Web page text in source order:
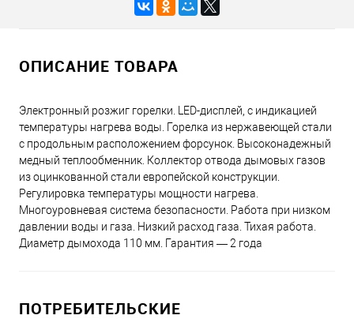
ОПИСАНИЕ ТОВАРА
Электронный розжиг горелки. LED-дисплей, с индикацией
температуры нагрева воды. Горелка из нержавеющей стали
с продольным расположением форсунок. Высоконадежный
медный теплообменник. Коллектор отвода дымовых газов
из оцинкованной стали европейской конструкции.
Регулировка температуры мощности нагрева.
Многоуровневая система безопасности. Работа при низком
давлении воды и газа. Низкий расход газа. Тихая работа.
Диаметр дымохода 110 мм. Гарантия — 2 года
ПОТРЕБИТЕЛЬСКИЕ